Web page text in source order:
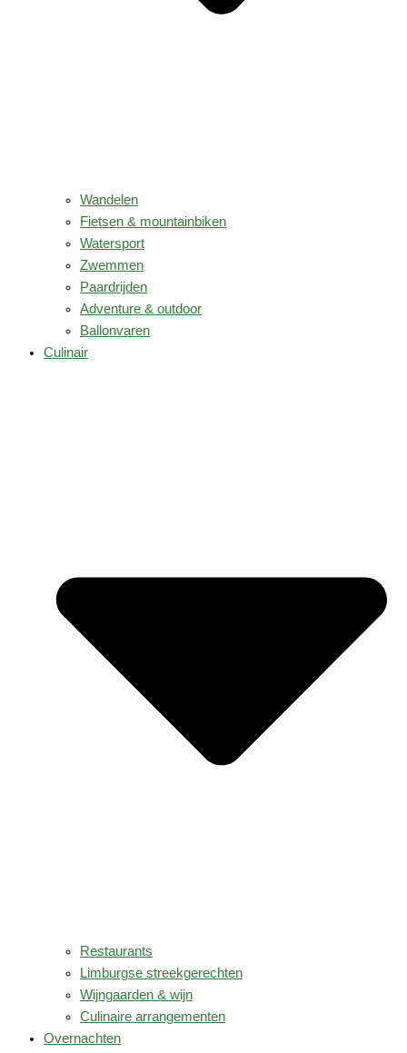
Wandelen
Fietsen & mountainbiken
Watersport
Zwemmen
Paardrijden
Adventure & outdoor
Ballonvaren
Culinair
Restaurants
Limburgse streekgerechten
Wijngaarden & wijn
Culinaire arrangementen
Overnachten